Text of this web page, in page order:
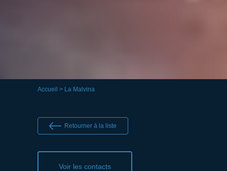
Accueil > La Malvina
Retourner à la liste
Voir les contacts